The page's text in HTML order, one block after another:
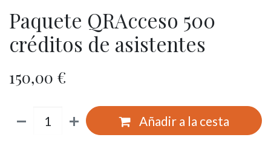
Paquete QRAcceso 500
créditos de asistentes
150,00 €
Añadir a la cesta